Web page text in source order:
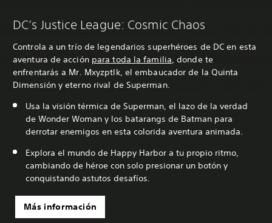
DC’s Justice League: Cosmic Chaos
Controla a un trío de legendarios superhéroes de DC en esta
aventura de acción para toda la familia, donde te
enfrentarás a Mr. Mxyzptlk, el embaucador de la Quinta
Dimensión y eterno rival de Superman.
Usa la visión térmica de Superman, el lazo de la verdad
de Wonder Woman y los batarangs de Batman para
derrotar enemigos en esta colorida aventura animada.
Explora el mundo de Happy Harbor a tu propio ritmo,
cambiando de héroe con solo presionar un botón y
conquistando astutos desafíos.
Más información